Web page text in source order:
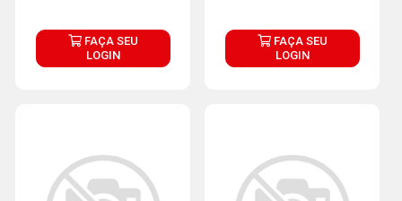
FAÇA SEU
LOGIN
FAÇA SEU
LOGIN